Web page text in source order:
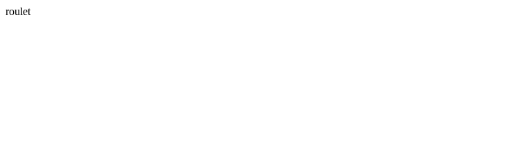
roulet